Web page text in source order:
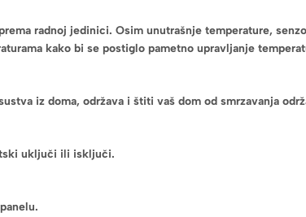
radnoj jedinici. Osim unutrašnje temperature,
kako bi se postiglo pametno upravljanje
iz doma, održava i štiti vaš dom od smrzavanja
uključi ili isključi.